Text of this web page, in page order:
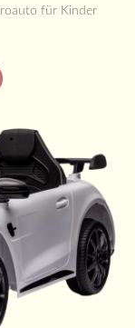
für Kinder